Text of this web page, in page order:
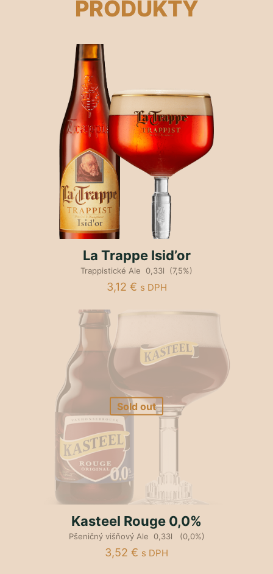
PRODUKTY
La Trappe Isid’or
Trappistické Ale 0,33l (7,5%)
3,12 € s DPH
Sold out
Kasteel Rouge 0,0%
Pšeničný višňový Ale 0,33l (0,0%)
3,52 € s DPH